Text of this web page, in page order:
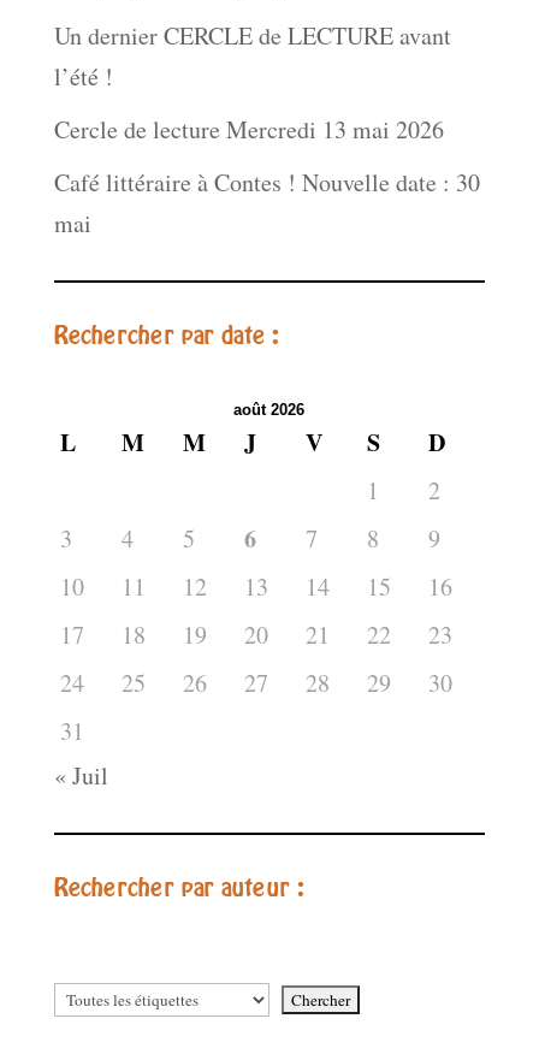
Un dernier CERCLE de LECTURE avant
l’été !
Cercle de lecture Mercredi 13 mai 2026
Café littéraire à Contes ! Nouvelle date : 30
mai
Rechercher par date :
août 2026
L M M J V S D
1
2
3
4 5 6 7 8
9
10
11 12 13 14 15
16
17
18 19 20 21 22
23
24
25 26 27 28 29
30
31
« Juil
Rechercher par auteur :